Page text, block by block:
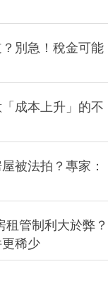
別急！稅金可能
成本上升」的不
被法拍？專家：
租管制利大於弊？
稀少